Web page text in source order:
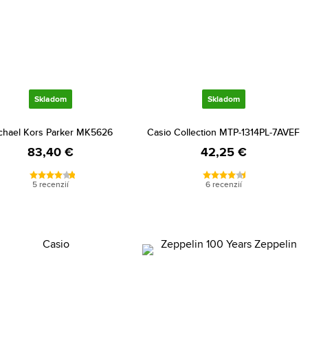
Skladom
Kors Parker MK5626
83,40 €
5 recenzií
Skladom
Casio Collection MTP-1314PL-7AVEF
42,25 €
6 recenzií